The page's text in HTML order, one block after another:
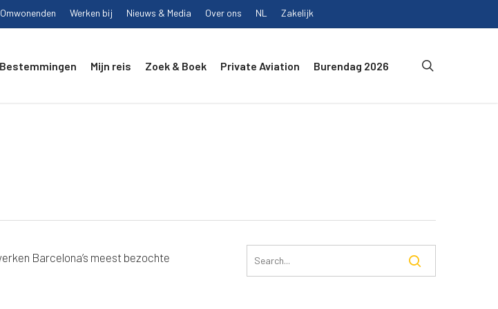
Omwonenden Werken bij Nieuws & Media Over ons NL Zakelijk
Bestemmingen Mijn reis Zoek & Boek Private Aviation Burendag 2026
Barcelona’s meest bezochte